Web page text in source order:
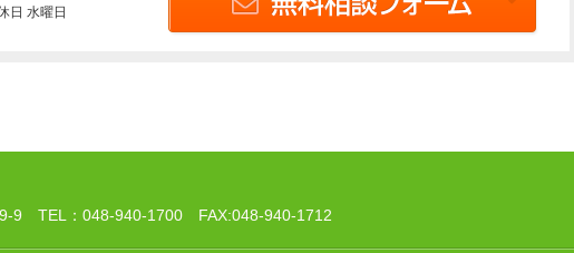
日 水曜日
9 TEL：048-940-1700 FAX:048-940-1712